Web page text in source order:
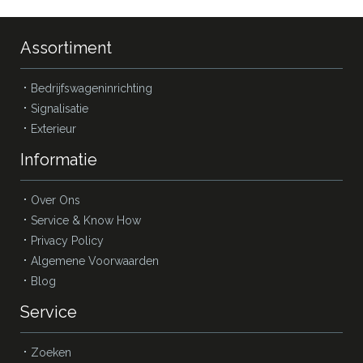
Assortiment
Bedrijfswageninrichting
Signalisatie
Exterieur
Informatie
Over Ons
Service & Know How
Privacy Policy
Algemene Voorwaarden
Blog
Service
Zoeken